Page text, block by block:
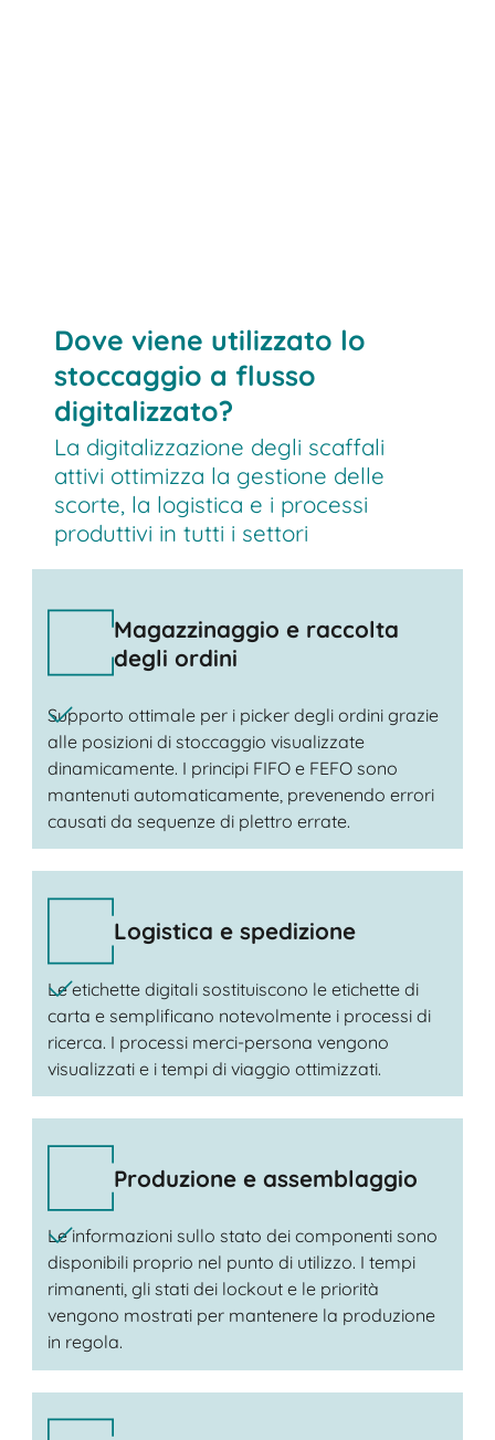
Dove viene utilizzato lo
stoccaggio a flusso
digitalizzato?
La digitalizzazione degli scaffali
attivi ottimizza la gestione delle
scorte, la logistica e i processi
produttivi in tutti i settori
Magazzinaggio e raccolta
degli ordini
Supporto ottimale per i picker degli ordini grazie
alle posizioni di stoccaggio visualizzate
dinamicamente. I principi FIFO e FEFO sono
mantenuti automaticamente, prevenendo errori
causati da sequenze di plettro errate.
Logistica e spedizione
Le etichette digitali sostituiscono le etichette di
carta e semplificano notevolmente i processi di
ricerca. I processi merci-persona vengono
visualizzati e i tempi di viaggio ottimizzati.
Produzione e assemblaggio
Le informazioni sullo stato dei componenti sono
disponibili proprio nel punto di utilizzo. I tempi
rimanenti, gli stati dei lockout e le priorità
vengono mostrati per mantenere la produzione
in regola.